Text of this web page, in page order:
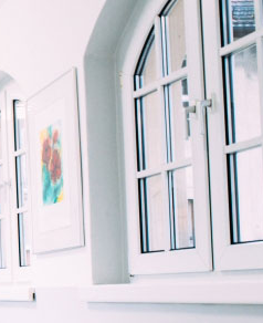
der KVS
Allgemeinmedizinischer
Behandlungsbereich
Augenärztlicher
Behandlungsbereich
Chirurgischer
Behandlungsbereich
HNO-ärztlicher
Behandlungsbereich
Kinderärztlicher